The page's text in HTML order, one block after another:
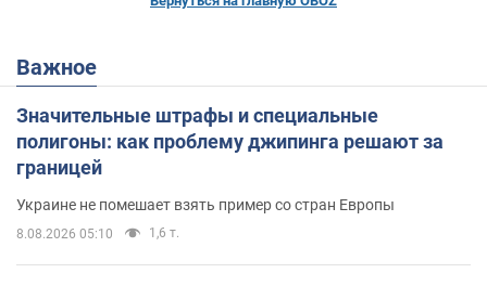
Важное
Значительные штрафы и специальные
полигоны: как проблему джипинга решают за
границей
Украине не помешает взять пример со стран Европы
8.08.2026 05:10 1,6 т.